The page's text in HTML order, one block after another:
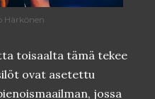
Härkönen
toisaalta tämä tekee
ovat asetettu
jossa